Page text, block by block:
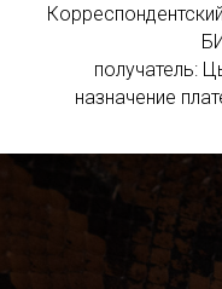
получатель:
назначение